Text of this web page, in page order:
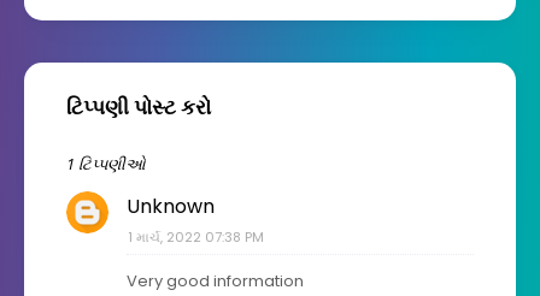
ટિપ્પણી પોસ્ટ કરો
1 ટિપ્પણીઓ
Unknown
1 માર્ચ, 2022 07:38 PM
Very good information